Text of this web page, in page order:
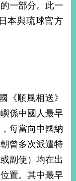
一部分。此一
本與琉球官方
《順風相送》
係中國人最早
每當向中國納
曾多次派遣特
副使）均在出
置。其中最早